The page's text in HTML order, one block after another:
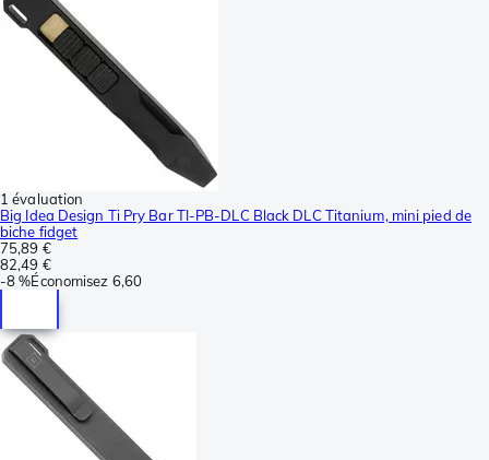
1 évaluation
Big Idea Design Ti Pry Bar TI-PB-DLC Black DLC Titanium, mini pied de
biche fidget
75,89 €
82,49 €
-8 %Économisez 6,60